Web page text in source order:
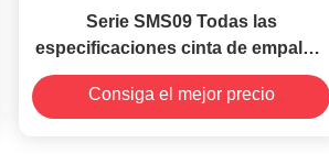
Serie SMS09 Todas las
especificaciones cinta de empalme
SMT con alineación de guía
diseñada
Consiga el mejor precio